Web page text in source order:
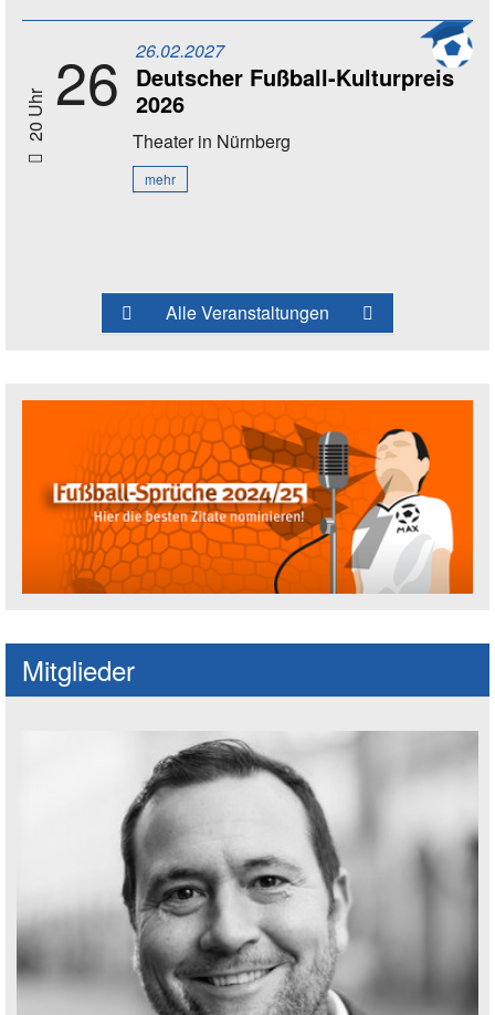
20 Uhr 26 26.02.2027
Deutscher Fußball-Kulturpreis
2026
Theaterin Nürnberg
mehr
Alle Veranstaltungen
Mitglieder